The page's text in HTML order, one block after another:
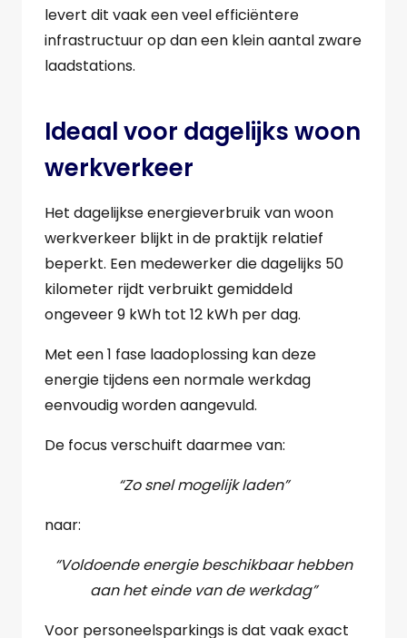
levert dit vaak een veel efficiëntere
infrastructuur op dan een klein aantal zware
laadstations.
Ideaal voor dagelijks woon
werkverkeer
Het dagelijkse energieverbruik van woon
werkverkeer blijkt in de praktijk relatief
beperkt. Een medewerker die dagelijks 50
kilometer rijdt verbruikt gemiddeld
ongeveer 9 kWh tot 12 kWh per dag.
Met een 1 fase laadoplossing kan deze
energie tijdens een normale werkdag
eenvoudig worden aangevuld.
De focus verschuift daarmee van:
“Zo snel mogelijk laden”
naar:
“Voldoende energie beschikbaar hebben
aan het einde van de werkdag”
Voor personeelsparkings is dat vaak exact